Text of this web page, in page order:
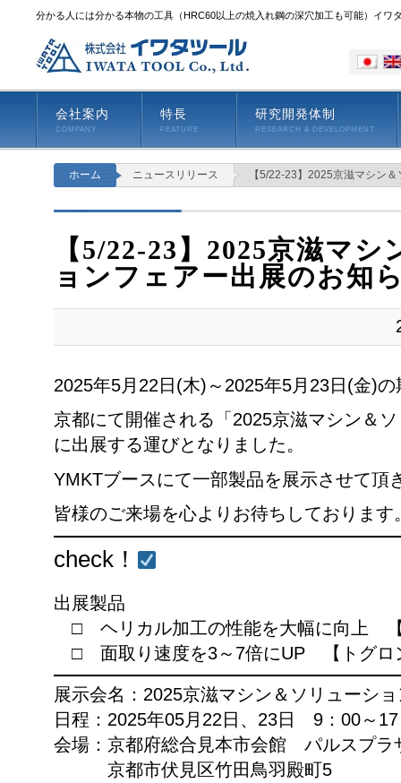
分かる人には分かる本物の工具（HRC60以上の焼入れ鋼の深穴加工も可能）イワ
会社案内
COMPANY
特長
FEATURE
研究開発体制
RESEARCH & DEVELOPMENT
ホーム ニュースリリース 【5/22-23】2025京滋マシン
【5/22-23】2025京滋マ
ョンフェアー出展のお知
2025年5月22日(木)～2025年5月23日(金)の
京都にて開催される「2025京滋マシン＆
に出展する運びとなりました。
YMKTブースにて一部製品を展示させて頂
皆様のご来場を心よりお待ちしております
check！
出展製品
□ ヘリカル加工の性能を大幅に向上
□ 面取り速度を3～7倍にUP 【トグロ
展示会名：2025京滋マシン＆ソリューシ
日程：2025年05月22日、23日 9：00～
会場：京都府総合見本市会館 パルスプラ
京都市伏見区竹田鳥羽殿町5